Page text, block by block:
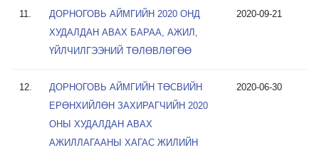
11.
ДОРНОГОВЬ АЙМГИЙН 2020 ОНД
ХУДАЛДАН АВАХ БАРАА, АЖИЛ,
ҮЙЛЧИЛГЭЭНИЙ ТӨЛӨВЛӨГӨӨ
2020-09-21
12.
ДОРНОГОВЬ АЙМГИЙН ТӨСВИЙН
ЕРӨНХИЙЛӨН ЗАХИРАГЧИЙН 2020
ОНЫ ХУДАЛДАН АВАХ
АЖИЛЛАГААНЫ ХАГАС ЖИЛИЙН
2020-06-30